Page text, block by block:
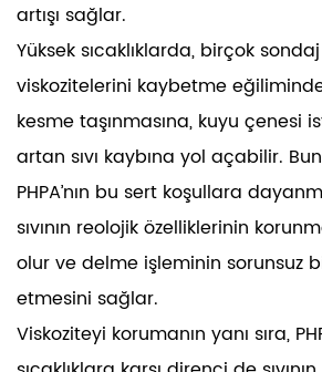
artışı sağlar.
Yüksek sıcaklıklarda, birçok sondaj
viskozitelerini kaybetme
kesme taşınmasına, kuyu çenesi
artan sıvı kaybına yol açabilir.
PHPA’nın bu sert koşullara
sıvının reolojik özelliklerinin
olur ve delme işleminin sorunsuz
etmesini sağlar.
Viskoziteyi korumanın yanı sıra,